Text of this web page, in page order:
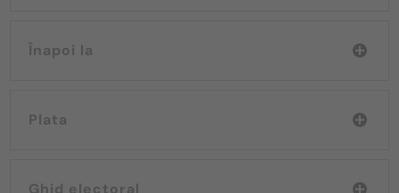
Înapoi la
Plata
Ghid electoral